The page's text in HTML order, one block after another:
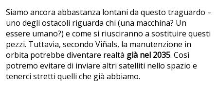
Siamo ancora abbastanza lontani da questo traguardo –
uno degli ostacoli riguarda chi (una macchina? Un
essere umano?) e come si riusciranno a sostituire questi
pezzi. Tuttavia, secondo Viñals, la manutenzione in
orbita potrebbe diventare realtà già nel 2035. Così
potremo evitare di inviare altri satelliti nello spazio e
tenerci stretti quelli che già abbiamo.